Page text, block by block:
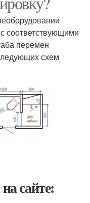
соответствующими
перемен
схем
сайте: